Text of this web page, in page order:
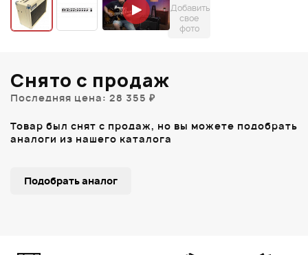
Добавить
свое
фото
Снято с продаж
Последняя цена: 28 355 ₽
Товар был снят с продаж, но вы можете подобрать
аналоги из нашего каталога
Подобрать аналог